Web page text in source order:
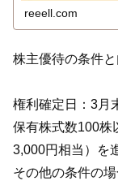
reeell.com
株主優待の条件と
権利確定日：3月
保有株式数100株
3,000円相当）を
その他の条件の